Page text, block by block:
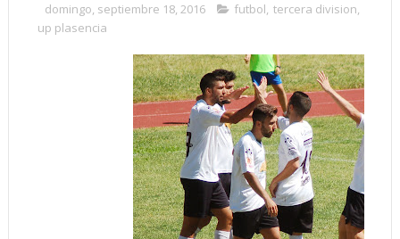
domingo, septiembre 18, 2016 futbol, tercera division,
up plasencia